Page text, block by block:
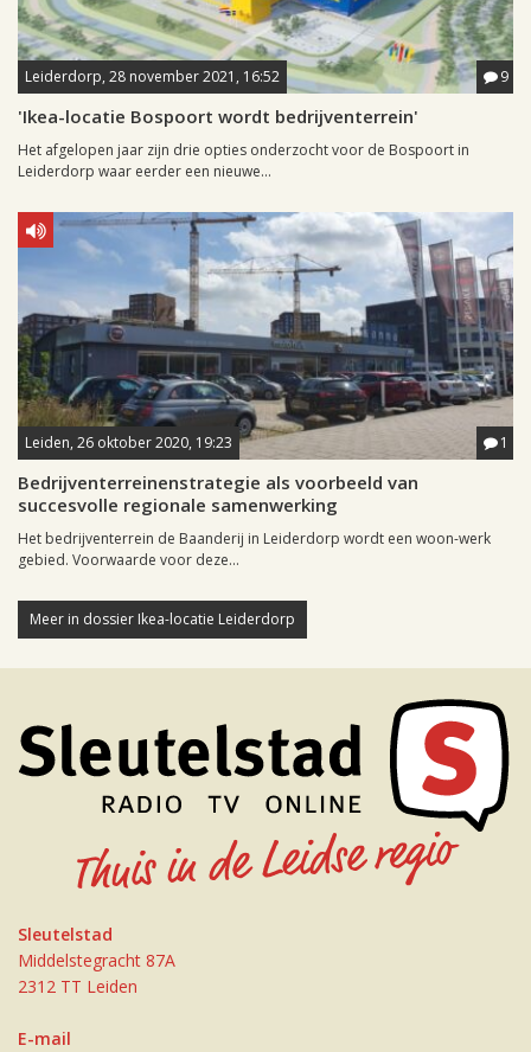
Leiderdorp, 28 november 2021, 16:52 9
'Ikea-locatie Bospoort wordt bedrijventerrein'
Het afgelopen jaar zijn drie opties onderzocht voor de Bospoort in
Leiderdorp waar eerder een nieuwe...
Leiden, 26 oktober 2020, 19:23 1
Bedrijventerreinenstrategie als voorbeeld van
succesvolle regionale samenwerking
Het bedrijventerrein de Baanderij in Leiderdorp wordt een woon-werk
gebied. Voorwaarde voor deze...
Meer in dossier Ikea-locatie Leiderdorp
Sleutelstad
Middelstegracht 87A
2312 TT Leiden
E-mail